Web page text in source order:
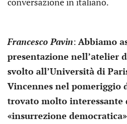
Francesco Pavin: Abbiamo
presentazione nell’atelier
svolto all’Università di
Vincennes nel pomeriggio
trovato molto interessante
«insurrezione